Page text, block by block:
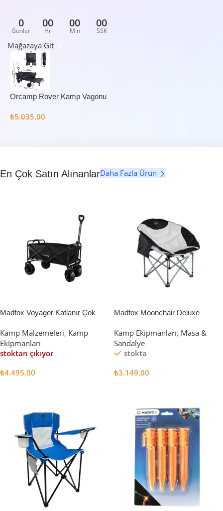
0
Günler
00
Hr
00
Min
00
SSK
Mağazaya Git
Orcamp Rover Kamp Vagonu
₺5.035,00
En Çok Satın AlınanlarDaha Fazla Ürün
Madfox Voyager Katlanır Çok
[Vagon] BLACK
Kamp Malzemeleri, Kamp
Ekipmanları
stoktan çıkıyor
₺4.495,00
Madfox Moonchair Deluxe
Siyah/Gri
Kamp Ekipmanları, Masa &
Sandalye
stokta
₺3.149,00